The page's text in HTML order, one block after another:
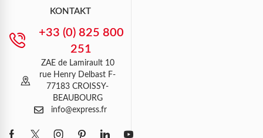
KONTAKT
+33 (0) 825 800
251
ZAE de Lamirault 10
rue Henry Delbast F-
77183 CROISSY-
BEAUBOURG
info@express.fr